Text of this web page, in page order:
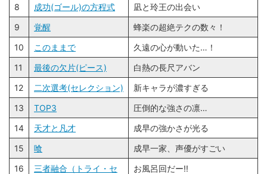
8
成功(ゴール)の方程式
凪と玲王の出会い
9
覚醒
蜂楽の超絶テクの数々！
10
このままで
久遠の心が動いた…！
11
最後の欠片(ピース)
白熱の長尺アバン
12
二次選考(セレクション)
新キャラが濃すぎる
13
TOP3
圧倒的な強さの凛…
14
天才と凡才
成早の強かさが光る
15
喰
成早一家、声優がすごい
16
三者融合（トライ・セ
お風呂回だー!!